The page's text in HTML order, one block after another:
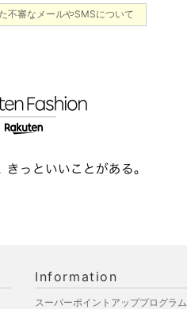
不審なメールやSMSについて
Information
スーパーポイントアッププログラム